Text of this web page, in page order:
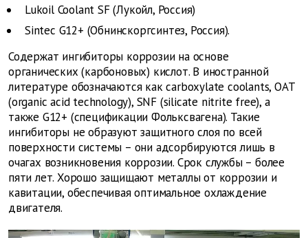
Lukoil Coolant SF (Лукойл, Россия)
Sintec G12+ (Обнинскоргсинтез, Россия).
Содержат ингибиторы коррозии на основе
органических (карбоновых) кислот. В иностранной
литературе обозначаются как сarboxylate coolants, OAT
(organic acid technology), SNF (silicate nitrite free), а
также G12+ (спецификации Фольксвагена). Такие
ингибиторы не образуют защитного слоя по всей
поверхности системы – они адсорбируются лишь в
очагах возникновения коррозии. Срок службы – более
пяти лет. Хорошо защищают металлы от коррозии и
кавитации, обеспечивая оптимальное охлаждение
двигателя.